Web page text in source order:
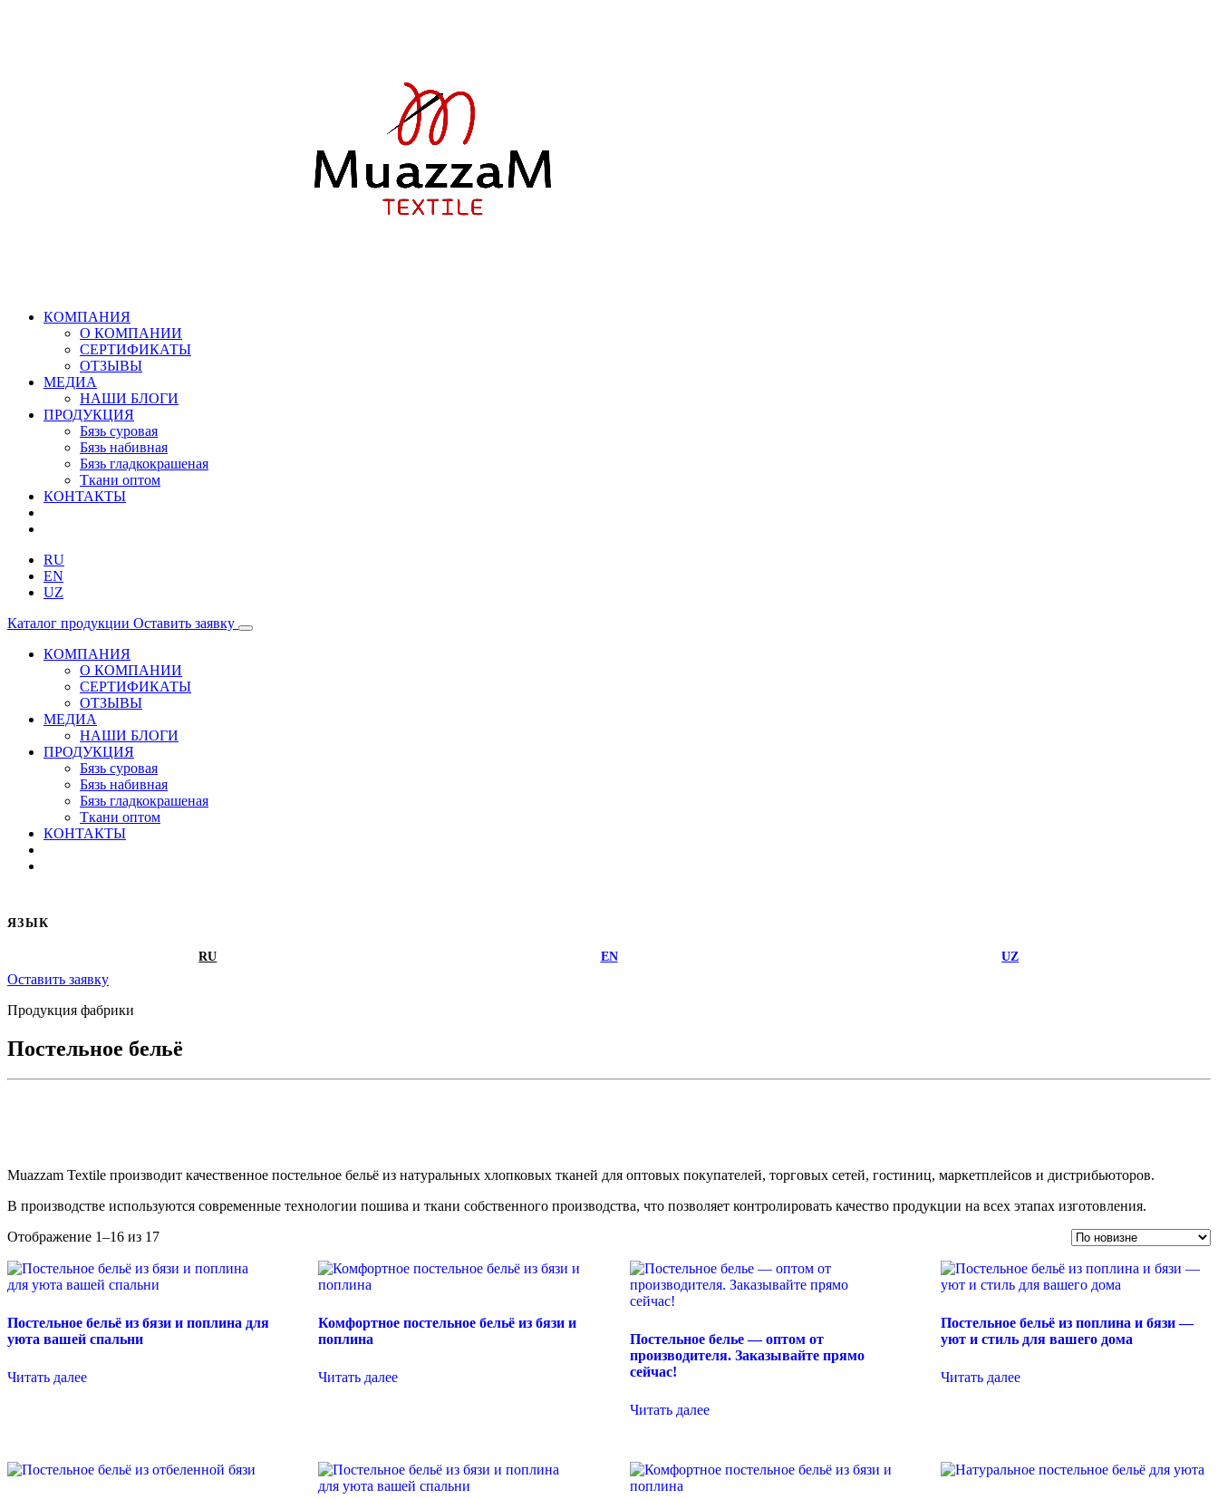
КОМПАНИЯ
О КОМПАНИИ
СЕРТИФИКАТЫ
ОТЗЫВЫ
МЕДИА
НАШИ БЛОГИ
ПРОДУКЦИЯ
Бязь суровая
Бязь набивная
Бязь гладкокрашеная
Ткани оптом
КОНТАКТЫ
RU
EN
UZ
Каталог продукции Оставить заявку
КОМПАНИЯ
О КОМПАНИИ
СЕРТИФИКАТЫ
ОТЗЫВЫ
МЕДИА
НАШИ БЛОГИ
ПРОДУКЦИЯ
Бязь суровая
Бязь набивная
Бязь гладкокрашеная
Ткани оптом
КОНТАКТЫ
ЯЗЫК
RU EN UZ
Оставить заявку
Продукция фабрики
Постельное бельё
Muazzam Textile производит качественное постельное бельё из натуральных хлопковых тканей для оптовых покупателей, торговых сетей, гостиниц, маркетплейсов и дистрибьюторов.
В производстве используются современные технологии пошива и ткани собственного производства, что позволяет контролировать качество продукции на всех этапах изготовления.
Отображение 1–16 из 17Сортировка:
недавние
Постельное бельё из бязи и поплина для
уюта вашей спальни
Читать далее
Комфортное постельное бельё из бязи и
поплина
Читать далее
Постельное белье — оптом от
производителя. Заказывайте прямо
сейчас!
Читать далее
Постельное бельё из поплина и бязи —
уют и стиль для вашего дома
Читать далее